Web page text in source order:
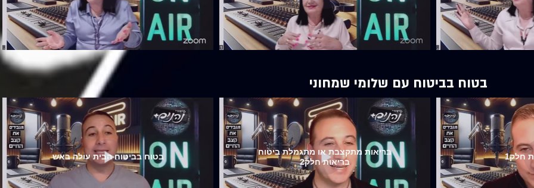
חלק1
בריאות מתקצבת או מתגמלת ביטוח
בריאות חלק2
בטוח בביטוח הבית עולה באש